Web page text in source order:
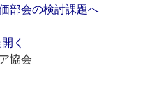
部会の検討課題へ
く
協会